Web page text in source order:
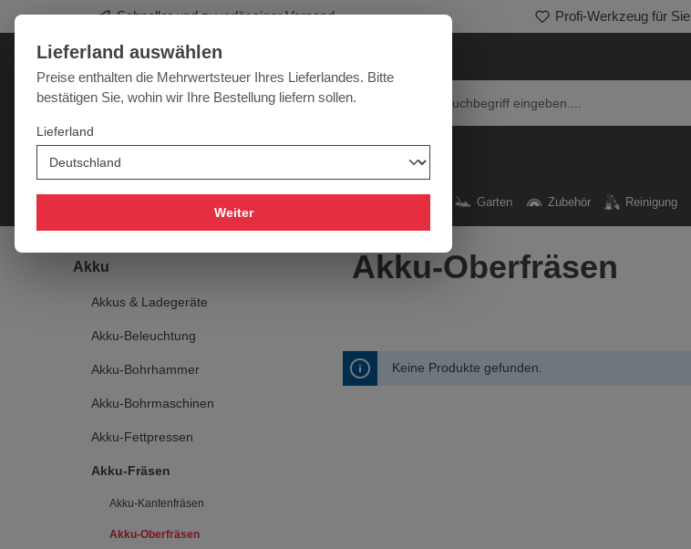
Zur Hauptnavigation springen
Schneller und zuverlässiger Versand Profi-Werkzeug für Sie
Lieferland: Deutschland
Werkzeugpower für jede Herausforderung
SALE
Garten Zubehör Reinigung
Akku
Akkus & Ladegeräte
Akku-Beleuchtung
Akku-Bohrhammer
Akku-Bohrmaschinen
Akku-Fettpressen
Akku-Fräsen
Akku-Kantenfräsen
Akku-Oberfräsen
Akku-Oberfräsen
Keine Produkte gefunden.
Lieferland auswählen
Preise enthalten die Mehrwertsteuer Ihres Lieferlandes. Bitte
bestätigen Sie, wohin wir Ihre Bestellung liefern sollen.
Lieferland
Weiter